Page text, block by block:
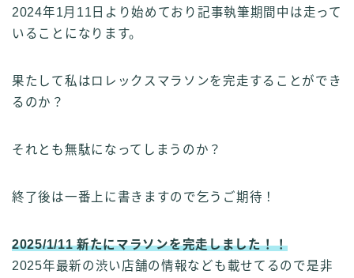
2024年1月11日より始めており記事執筆期間中は走って
いることになります。
果たして私はロレックスマラソンを完走することができ
るのか？
それとも無駄になってしまうのか？
終了後は一番上に書きますので乞うご期待！
2025/1/11 新たにマラソンを完走しました！！
2025年最新の渋い店舗の情報なども載せてるので是非